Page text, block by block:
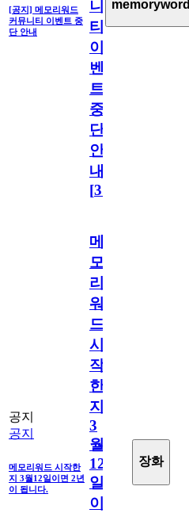
[공지] 메모리워드
커뮤니티 이벤트 중
단 안내
니
티
이
벤
트
중
단
안
내
[31
memoryword
공지
공지
메모리워드 시작한
지 3월12일이면 2년
이 됩니다.
메
모
리
워
드
시
작
한
지
3
월
12
일
이
장화